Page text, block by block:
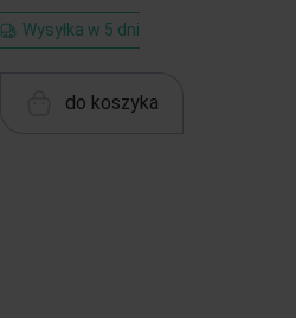
Wysyłka w 5 dni
do koszyka